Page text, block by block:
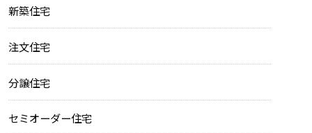
新築住宅
注文住宅
分譲住宅
セミオーダー住宅